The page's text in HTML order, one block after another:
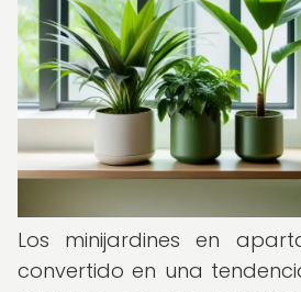
Los minijardines en
convertido en una